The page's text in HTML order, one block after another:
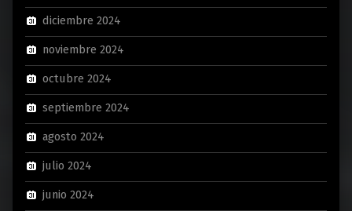
diciembre 2024
noviembre 2024
octubre 2024
septiembre 2024
agosto 2024
julio 2024
junio 2024